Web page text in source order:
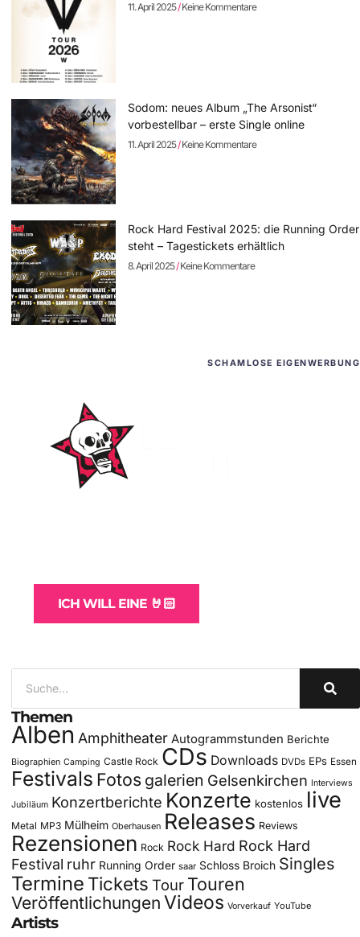
11. April 2025 Keine Kommentare
Sodom: neues Album „The Arsonist“
vorbestellbar – erste Single online
11. April 2025 Keine Kommentare
Rock Hard Festival 2025: die Running Order
steht – Tagestickets erhältlich
8. April 2025 Keine Kommentare
SCHAMLOSE EIGENWERBUNG
ICH WILL EINE 🤘🏻
Themen
Alben Amphitheater Autogrammstunden Berichte
Biographien Camping Castle Rock CDs Downloads DVDs EPs Essen
Festivals Fotos galerien Gelsenkirchen Interviews
Jubiläum Konzertberichte Konzerte kostenlos live
Metal MP3 Mülheim Oberhausen Releases Reviews
Rezensionen Rock Rock Hard Rock Hard
Festival ruhr Running Order saar Schloss Broich Singles
Termine Tickets Tour Touren
Veröffentlichungen Videos Vorverkauf YouTube
Artists